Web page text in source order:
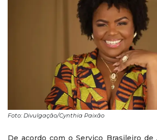
Foto: Divulgação/Cynthia Paixão
De acordo com o Serviço Brasileiro